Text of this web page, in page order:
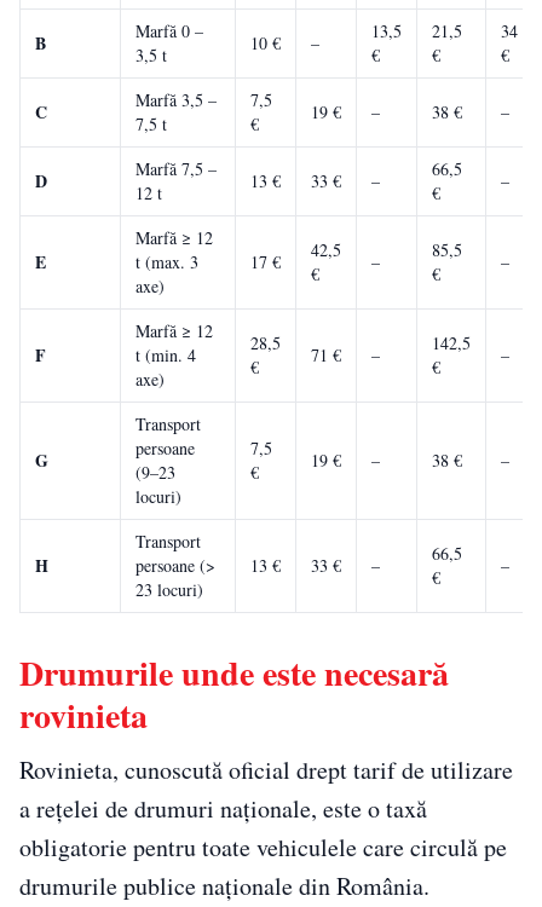
B
Marfă 0 –
3,5 t
10 € –
13,5
€
21,5
€
34
€
C
Marfă 3,5 –
7,5 t
7,5
€
19 € – 38 € –
D
Marfă 7,5 –
12 t
13 € 33 € –
66,5
€
–
E
Marfă ≥ 12
t (max. 3
axe)
17 €
42,5
€
–
85,5
€
–
F
Marfă ≥ 12
t (min. 4
axe)
28,5
€
71 € –
142,5
€
–
G
Transport
persoane
(9–23
locuri)
7,5
€
19 € – 38 € –
H
Transport
persoane (>
23 locuri)
13 € 33 € –
66,5
€
–
Drumurile unde este necesară
rovinieta
Rovinieta, cunoscută oficial drept tarif de utilizare
a rețelei de drumuri naționale, este o taxă
obligatorie pentru toate vehiculele care circulă pe
drumurile publice naționale din România.